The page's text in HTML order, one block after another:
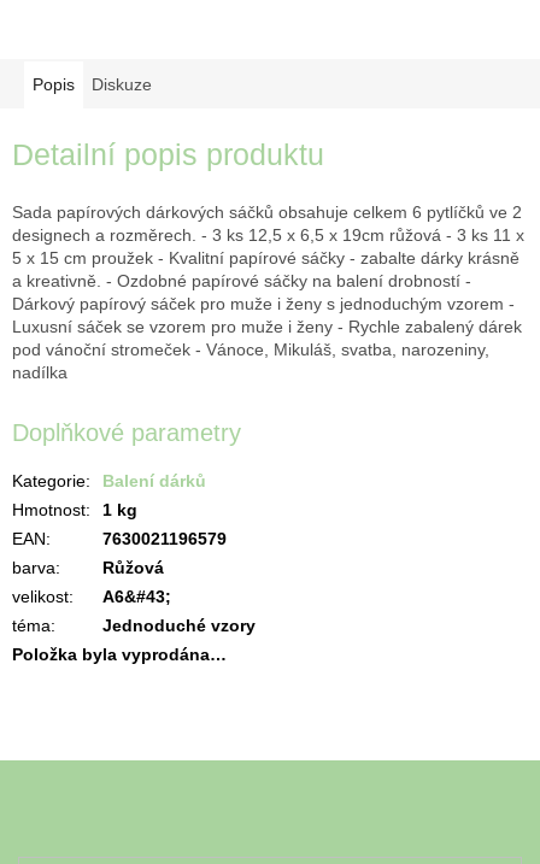
Popis Diskuze
Detailní popis produktu
Sada papírových dárkových sáčků obsahuje celkem 6 pytlíčků ve 2
designech a rozměrech. - 3 ks 12,5 x 6,5 x 19cm růžová - 3 ks 11 x
5 x 15 cm proužek - Kvalitní papírové sáčky - zabalte dárky krásně
a kreativně. - Ozdobné papírové sáčky na balení drobností -
Dárkový papírový sáček pro muže i ženy s jednoduchým vzorem -
Luxusní sáček se vzorem pro muže i ženy - Rychle zabalený dárek
pod vánoční stromeček - Vánoce, Mikuláš, svatba, narozeniny,
nadílka
Doplňkové parametry
Kategorie:
Balení dárků
Hmotnost:
1 kg
EAN:
7630021196579
barva:
Růžová
velikost:
A6&#43;
téma:
Jednoduché vzory
Položka byla vyprodána…